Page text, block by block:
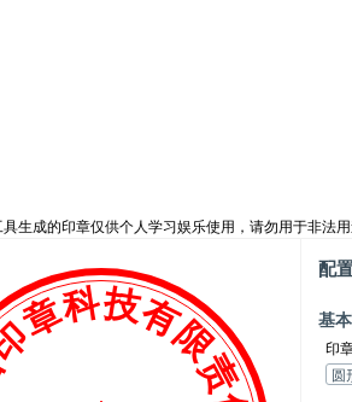
生成的印章仅供个人学习娱乐使用，请勿用于非法用
配
基
印